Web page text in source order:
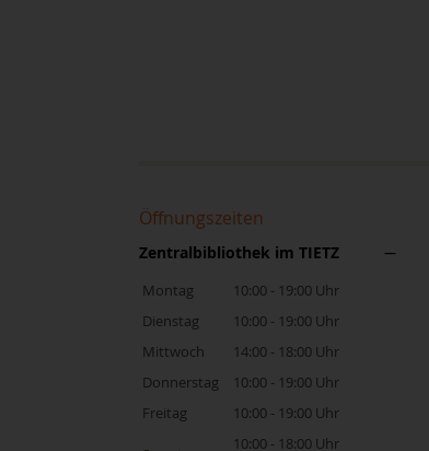
Öffnungszeiten
Zentralbibliothek im TIETZ
Montag
10:00 - 19:00 Uhr
Dienstag
10:00 - 19:00 Uhr
Mittwoch
14:00 - 18:00 Uhr
Donnerstag
10:00 - 19:00 Uhr
Freitag
10:00 - 19:00 Uhr
10:00 - 18:00 Uhr